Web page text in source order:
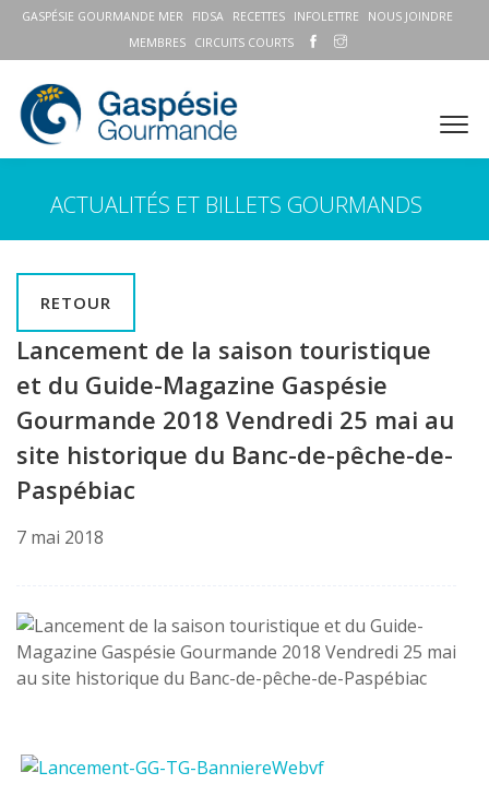
GASPÉSIE GOURMANDE MER FIDSA RECETTES INFOLETTRE
NOUS JOINDRE
MEMBRES
CIRCUITS COURTS
ACTUALITÉS ET BILLETS GOURMANDS
RETOUR
Lancement de la saison touristique
et du Guide-Magazine Gaspésie
Gourmande 2018 Vendredi 25 mai au
site historique du Banc-de-pêche-de-
Paspébiac
7 mai 2018